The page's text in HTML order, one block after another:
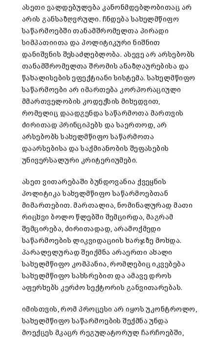
ასეთი ვალდებულება კანონმდებლობითაც არ
არის განსაზღვრული. ჩნდება სახელმწიფო
საწარმოებში თანამშრომელთა პირადი
სიმპათიითა და პოლიტიკური ნიშნით
დანიშვნის შესაძლებლობა. ასევე არ არსებობს
თანამშრომელთა შრომის ანაზღაურებისა და
წახალისების ეფექტიანი სისტემა. სახელმწიფო
საწარმოები არ იმართება კორპორაციული
მმართველობის კოდექსის მიხედვით,
რომელიც დაადგენდა საწარმოთა მართვის
ძირითად პრინციპებს და საერთოდ, არ
არსებობს სახელმწიფო საწარმოთა
დაარსებისა და საქმიანობის შეფასების
უნივერსალური კრიტერიუმები.
ასეთ ვითარებაში ბუნდოვანია ქვეყნის
პოლიტიკა სახელმწიფო საწარმოებთან
მიმართებით. მართალია, ნომინალურად მათი
რიცხვი ბოლო წლებში შემცირდა, მაგრამ
შემცირება, ძირითადად, არამოქმედი
საწარმოების ლიკვიდაციის ხარჯზე მოხდა.
პარალელურად შეიქმნა არაერთი ახალი
სახელმწიფო კომპანია, რომლებიც იკვებება
სახელმწიფო სახსრებით და ამავე დროს
აფერხებს კერძო სექტორის განვითარებას.
იმისთვის, რომ პროცესი არ იყოს უკონტროლო,
სახელმწიფო საწარმოების შექმნა უნდა
მოექცეს მკაცრ რეგულატორულ ჩარჩოებში,